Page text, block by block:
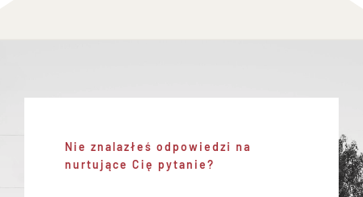
Nie znalazłeś odpowiedzi na
nurtujące Cię pytanie?